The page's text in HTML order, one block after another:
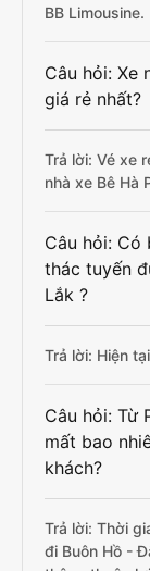
BB Limousine.
Câu hỏi: Xe
giá rẻ nhất?
Trả lời: Vé xe
nhà xe Bê Hà
Câu hỏi: Có
thác tuyến
Lắk ?
Trả lời: Hiện
Câu hỏi: Từ
mất bao
khách?
Trả lời: Thời
đi Buôn Hồ -